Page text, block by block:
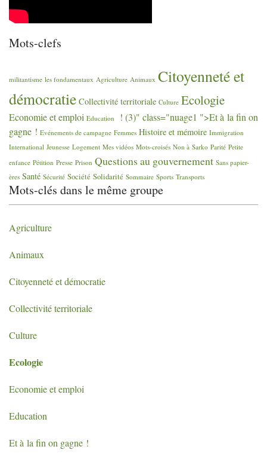
Mots-clefs
militantisme les fondamentaux Agriculture Animaux Citoyenneté et
démocratie Collectivité territoriale Culture Ecologie
Economie et emploi Education
! (3)" class="nuage1 ">Et à la fin on
gagne ! Evénements de campagne Femmes Histoire et mémoire Immigration
International Jeunesse Logement Mes vidéos Mots-croisés Non à Sarko Parité Petite
enfance Pétition Presse Prison Questions au gouvernement Sans papier-
ères Santé Sécurité Société Solidarité Sommaire Sports Transports
Mots-clés dans le même groupe
Agriculture
Animaux
Citoyenneté et démocratie
Collectivité territoriale
Culture
Ecologie
Economie et emploi
Education
Et à la fin on gagne !